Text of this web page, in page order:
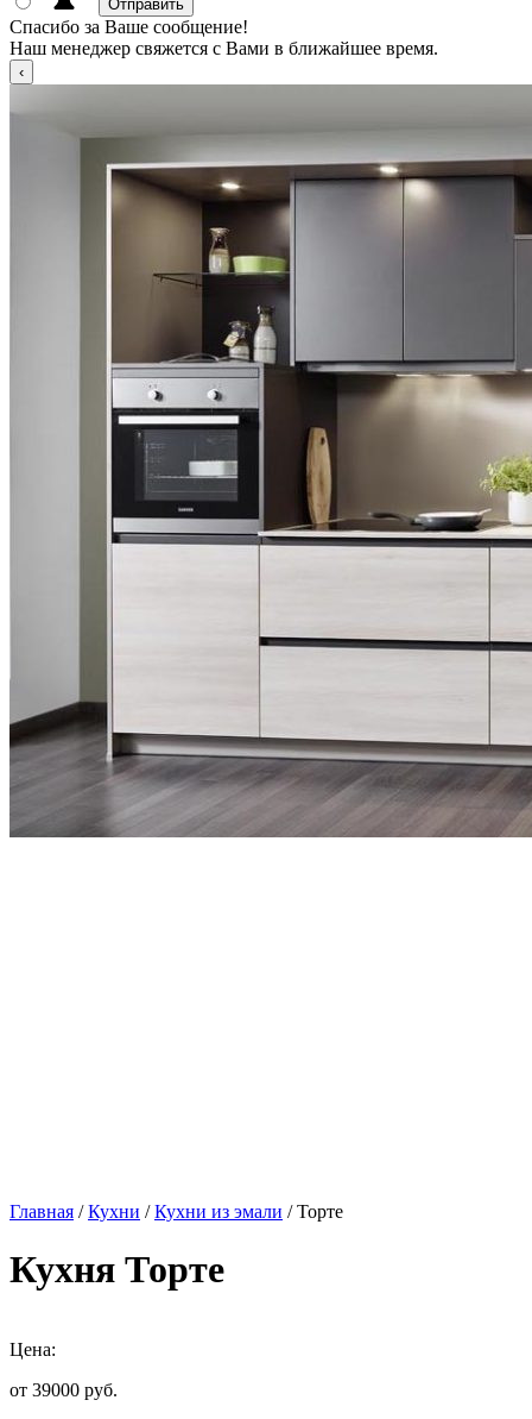
Спасибо за Ваше сообщение!
Наш менеджер свяжется с Вами в ближайшее время.
Главная /Кухни /Кухни из эмали / Торте
Кухня Торте
Цена:
от 39000 руб.